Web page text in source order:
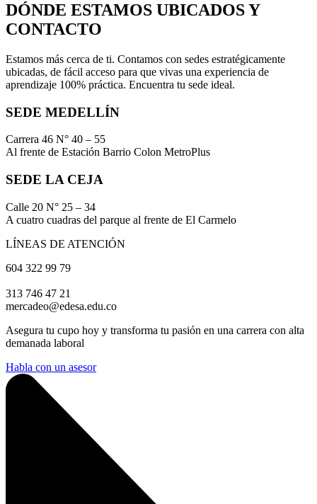
DÓNDE ESTAMOS UBICADOS Y
CONTACTO
Estamos más cerca de ti. Contamos con sedes estratégicamente
ubicadas, de fácil acceso para que vivas una experiencia de
aprendizaje 100% práctica. Encuentra tu sede ideal.
SEDE MEDELLÍN
Carrera 46 N° 40 – 55
Al frente de Estación Barrio Colon MetroPlus
SEDE LA CEJA
Calle 20 N° 25 – 34
A cuatro cuadras del parque al frente de El Carmelo
LÍNEAS DE ATENCIÓN
604 322 99 79
313 746 47 21
mercadeo@edesa.edu.co
Asegura tu cupo hoy y transforma tu pasión en una carrera con alta
demanada laboral
Habla con un asesor